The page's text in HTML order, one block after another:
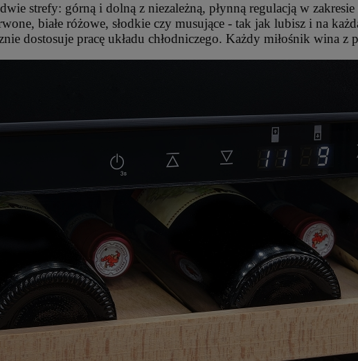
strefy: górną i dolną z niezależną, płynną regulacją w
białe różowe, słodkie czy musujące - tak jak lubisz i na
dostosuje pracę układu chłodniczego. Każdy miłośnik wina